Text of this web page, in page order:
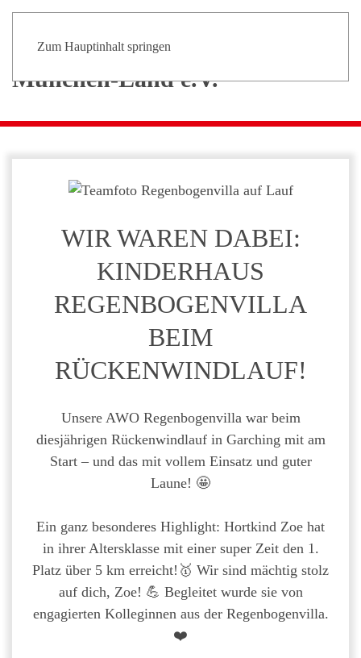
Zum Hauptinhalt springen
WIR WAREN DABEI:
KINDERHAUS
REGENBOGENVILLA
BEIM
RÜCKENWINDLAUF!
Unsere AWO Regenbogenvilla war beim
diesjährigen Rückenwindlauf in Garching mit am
Start – und das mit vollem Einsatz und guter
Laune! 🤩
Ein ganz besonderes Highlight: Hortkind Zoe hat
in ihrer Altersklasse mit einer super Zeit den 1.
Platz über 5 km erreicht!🥇 Wir sind mächtig stolz
auf dich, Zoe! 💪 Begleitet wurde sie von
engagierten Kolleginnen aus der Regenbogenvilla.
❤️